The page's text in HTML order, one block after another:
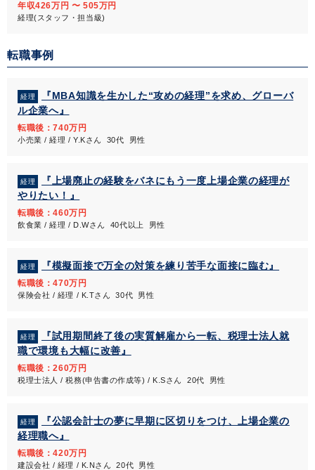
年収426万円 〜 505万円
経理(スタッフ・担当級)
転職事例
経理
『MBA知識を生かした“攻めの経理”を求め、グローバ
ル企業へ』
転職後：740万円
小売業 / 経理 / Y.Kさん 30代 男性
経理
『上場廃止の経験をバネにもう一度上場企業の経理が
やりたい！』
転職後：460万円
飲食業 / 経理 / D.Wさん 40代以上 男性
経理 『模擬面接で万全の対策を練り苦手な面接に臨む』
転職後：470万円
保険会社 / 経理 / K.Tさん 30代 男性
経理
『試用期間終了後の実質解雇から一転、税理士法人就
職で環境も大幅に改善』
転職後：260万円
税理士法人 / 税務(申告書の作成等) / K.Sさん 20代 男性
経理
『公認会計士の夢に早期に区切りをつけ、上場企業の
経理職へ』
転職後：420万円
建設会社 / 経理 / K.Nさん 20代 男性